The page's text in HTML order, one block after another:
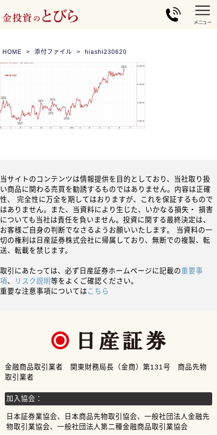
HOME 添付ファイル hiashi230620
当サイトのコンテンツは情報提供を目的としており、当社取り扱
い商品に関わる売買を勧誘するものではありません。内容は正確
性、 完全性に万全を期してはおりますが、これを保証するもので
はありません。また、当資料により生じた、いかなる損失・ 損害
についても当社は責任を負いません。投資に関する最終決定は、
お客様ご自身の判断でなさるようお願いいたします。 当資料の一
切の権利は日産証券株式会社に帰属しており、無断での複製、転
送、転載を禁じます。
取引にあたっては、必ず日産証券ホームページに記載の重要事
項、 リスク説明等をよくご確認ください。
重要な注意事項についてはこちら
金融商品取引業者 関東財務局長（金商）第131号 商品先物
取引業者
加入協会：
日本証券業協会、日本商品先物取引協会、一般社団法人金融先
物取引業協会、一般社団法人第二種金融商品取引業協会